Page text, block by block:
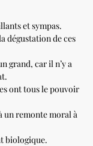
et sympas.
dégustation de ces
grand, car il n’y a
ont tous le pouvoir
un remonte moral à
biologique.